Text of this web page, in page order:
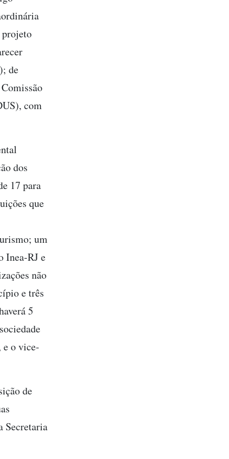
projeto
de
com
dos
17 para
que
um
Inea-RJ e
não
e três
5
e o vice-
de
Secretaria